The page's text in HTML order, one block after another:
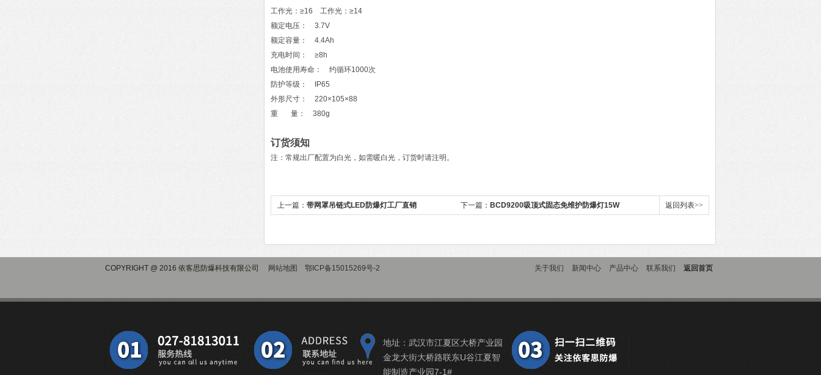
工作光：≥16 工作光：≥14
额定电压： 3.7V
额定容量： 4.4Ah
充电时间： ≥8h
电池使用寿命： 约循环1000次
防护等级： IP65
外形尺寸： 220×105×88
重 量： 380g
订货须知
注：常规出厂配置为白光，如需暖白光，订货时请注明。
上一篇： 带网罩吊链式LED防爆灯工厂直销 下一篇： BCD9200吸顶式固态免维护防爆灯15W 返回列表>>
COPYRIGHT @ 2016 依客思防爆科技有限公司 网站地图 鄂ICP备15015269号-2 关于我们 新闻中心 产品中心 联系我们 返回首页
地址：武汉市江夏区大桥产业园
金龙大街大桥路联东U谷江夏智
能制造产业园7-1#